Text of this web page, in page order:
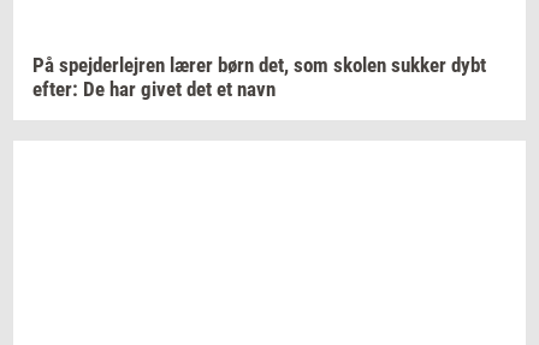
På spej­der­lej­ren lærer børn det, som sko­len suk­ker dybt
efter: De har givet det et navn